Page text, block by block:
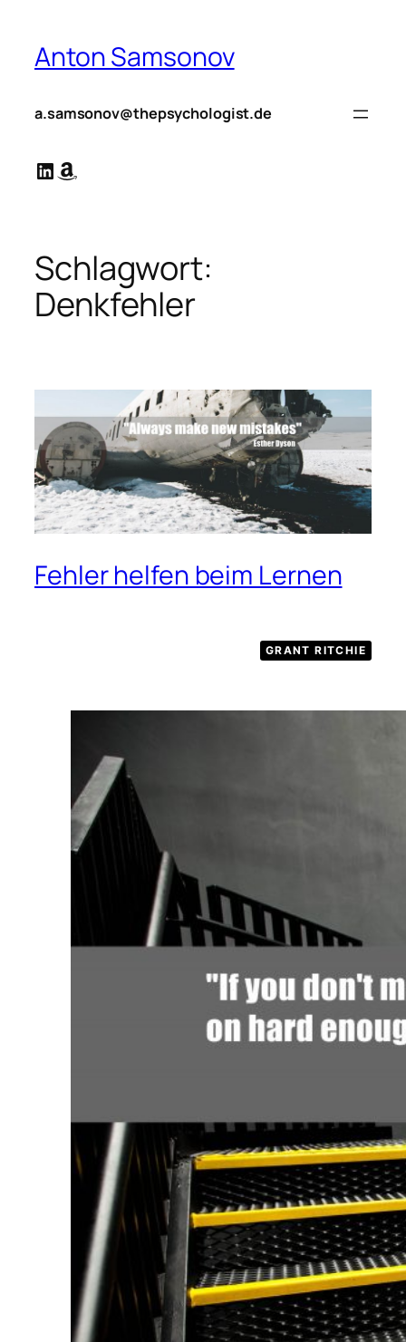
springen
Anton Samsonov
a.samsonov@thepsychologist.de
LinkedIn
Amazon
Schlagwort:
Denkfehler
Fehler helfen beim Lernen
GRANT RITCHIE